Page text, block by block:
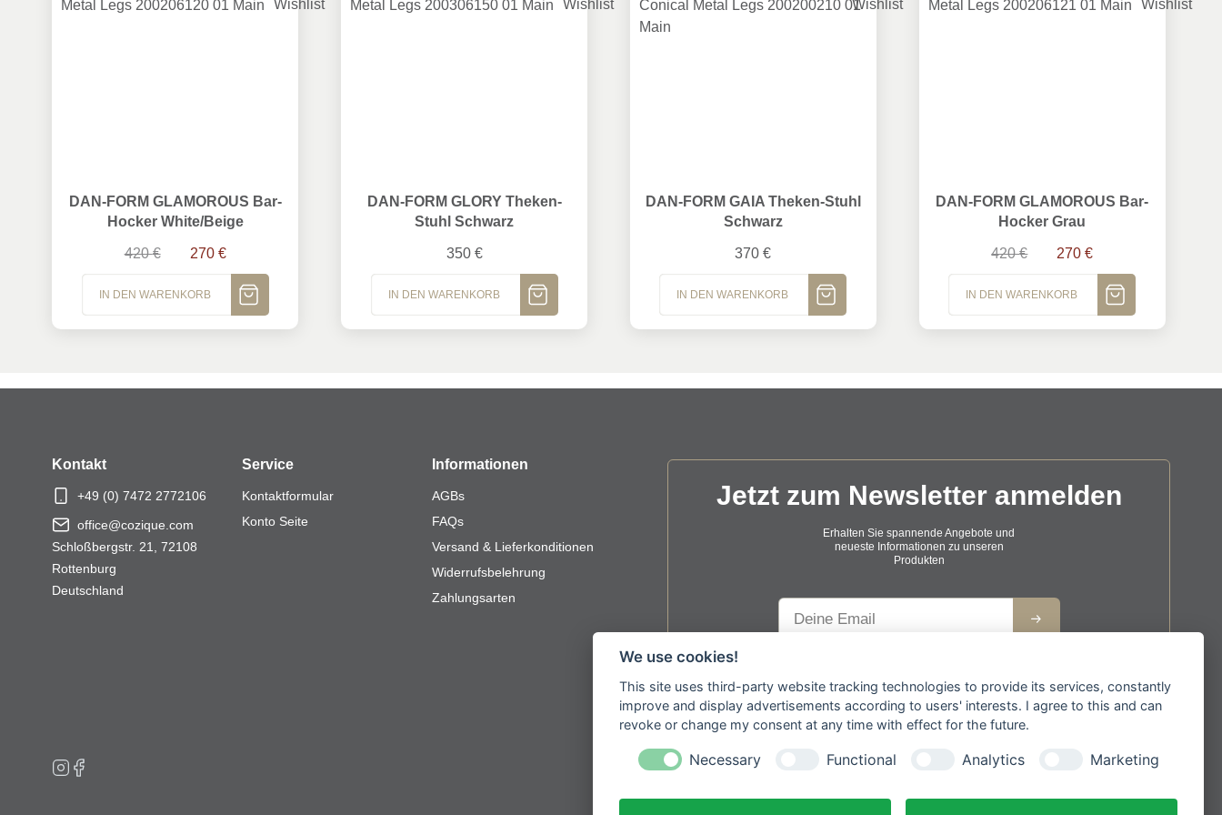
DAN-FORM GLAMOROUS Bar-
Hocker White/Beige
420€ Ursprünglicher Preis war: 420 €
270 €
IN DEN WARENKORB
DAN-FORM GLORY Theken-
Stuhl Schwarz
350 €
IN DEN WARENKORB
DAN-FORM GAIA Theken-Stuhl
Schwarz
370€
IN DEN WARENKORB
DAN-FORM GLAMOROUS Bar-
Hocker Grau
420€ Ursprünglicher Preis war: 420
270€
IN DEN WARENKORB
MEHR ANZEIGEN
Kontakt
+49 (0) 7472 2772106
office@cozique.com
Schloßbergstr. 21, 72108
Rottenburg
Deutschland
Service
Kontaktformular
Konto Seite
Informationen
AGBs
FAQs
Versand & Lieferkonditionen
Widerrufsbelehrung
Zahlungsarten
Jetzt zum Newsletter anmelden
Erhalten Sie spannende Angebote und
neueste Informationen zu unseren
Produkten
leave
this
field
wir Ihre Informationen im Rahmen unserer
Datenschutzbestimmungenverarbeiten.
Sicher bezahlen mit
We use cookies!
This site uses third-party website tracking technologies to provide its services, constantly
improve and display advertisements according to users' interests. I agree to this and can
revoke or change my consent at any time with effect for the future.
Necessary Functional Analytics Marketing